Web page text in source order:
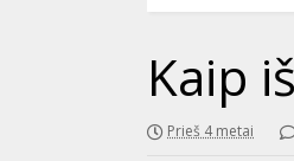
Kaip
Prieš 4 metai